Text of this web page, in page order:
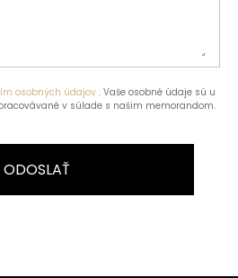
osobných údajov . Vaše osobné údaje sú u
v súlade s našim memorandom.
ODOSLAŤ